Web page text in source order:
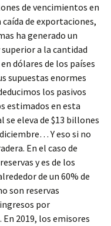
de vencimientos en
de exportaciones,
ha generado un
a la cantidad
dólares de los países
supuestas enormes
los pasivos
estimados en esta
eleva de $13 billones
Y eso si no
En el caso de
y es de los
de un 60% de
son reservas
por
2019, los emisores